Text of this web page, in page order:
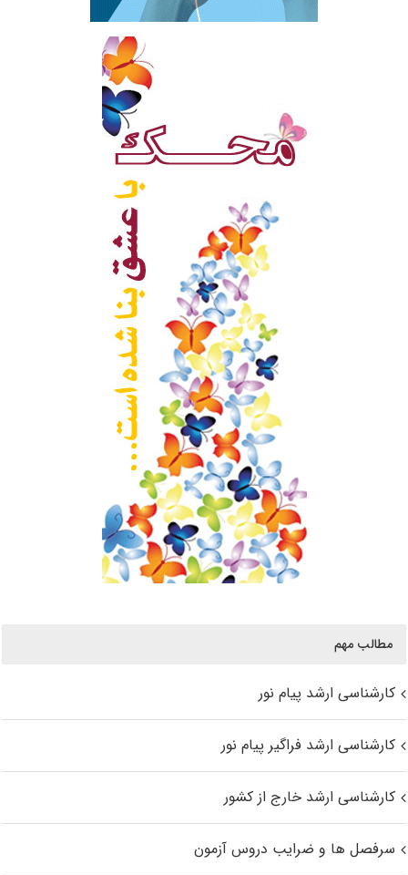
مطالب مهم
کارشناسی ارشد پیام نور
کارشناسی ارشد فراگیر پیام نور
کارشناسی ارشد خارج از کشور
سرفصل ها و ضرایب دروس آزمون